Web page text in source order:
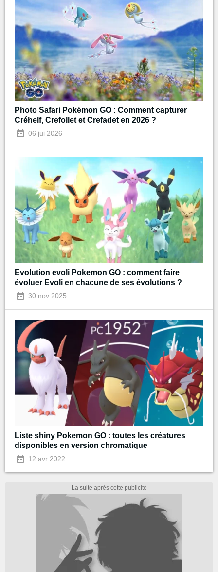
Photo Safari Pokémon GO : Comment capturer
Créhelf, Crefollet et Crefadet en 2026 ?
06 jui 2026
Evolution evoli Pokemon GO : comment faire
évoluer Evoli en chacune de ses évolutions ?
30 nov 2025
Liste shiny Pokemon GO : toutes les créatures
disponibles en version chromatique
12 avr 2022